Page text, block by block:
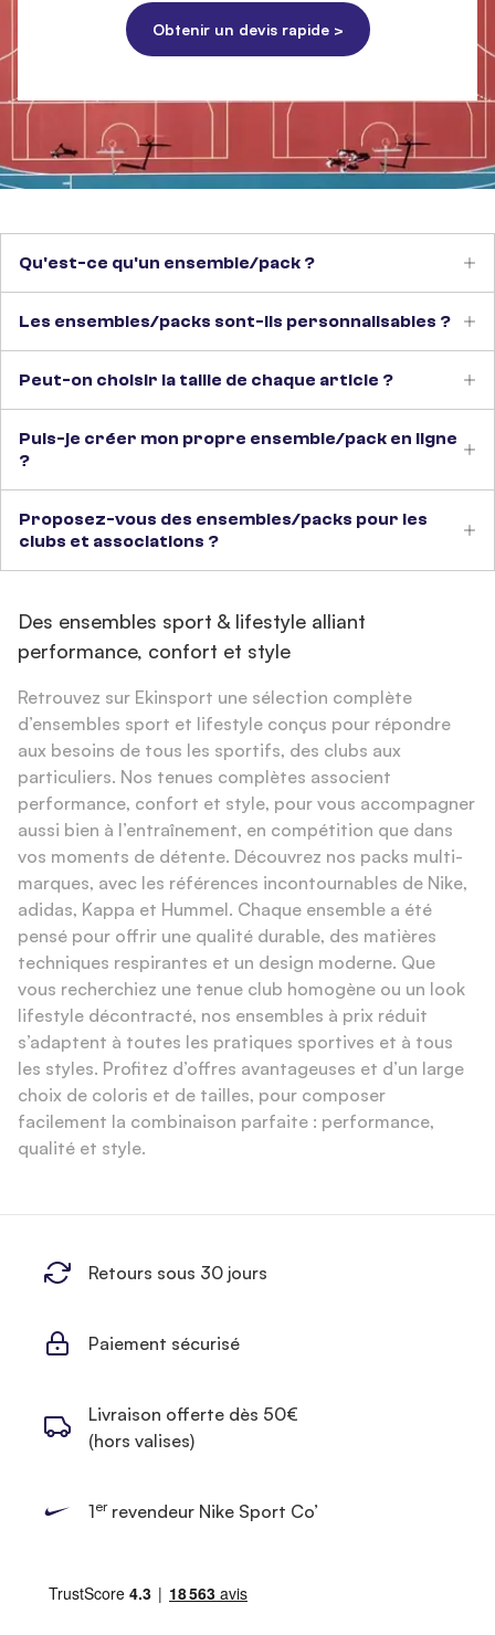
Obtenir un devis rapide >
Qu'est-ce qu'un ensemble/pack ?
Les ensembles/packs sont-ils personnalisables ?
Peut-on choisir la taille de chaque article ?
Puis-je créer mon propre ensemble/pack en ligne
?
Proposez-vous des ensembles/packs pour les
clubs et associations ?
Des ensembles sport & lifestyle alliant
performance, confort et style
Retrouvez sur Ekinsport une sélection complète
d’ensembles sport et lifestyle conçus pour répondre
aux besoins de tous les sportifs, des clubs aux
particuliers. Nos tenues complètes associent
performance, confort et style, pour vous accompagner
aussi bien à l’entraînement, en compétition que dans
vos moments de détente. Découvrez nos packs multi-
marques, avec les références incontournables de Nike,
adidas, Kappa et Hummel. Chaque ensemble a été
pensé pour offrir une qualité durable, des matières
techniques respirantes et un design moderne. Que
vous recherchiez une tenue club homogène ou un look
lifestyle décontracté, nos ensembles à prix réduit
s’adaptent à toutes les pratiques sportives et à tous
les styles. Profitez d’offres avantageuses et d’un large
choix de coloris et de tailles, pour composer
facilement la combinaison parfaite : performance,
qualité et style.
Retours sous 30 jours
Paiement sécurisé
Livraison offerte dès 50€
(hors valises)
1errevendeur Nike Sport Co’